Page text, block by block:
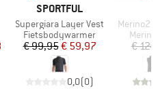
MERK
SPORTFUL
Artikel
Supergiara Layer Vest
Productgroep
Fietsbodywarmer
Prijs
€ 99,95Verlaagde prijs
€ 59,97
0,0(0)
Artikel
Merino260
€